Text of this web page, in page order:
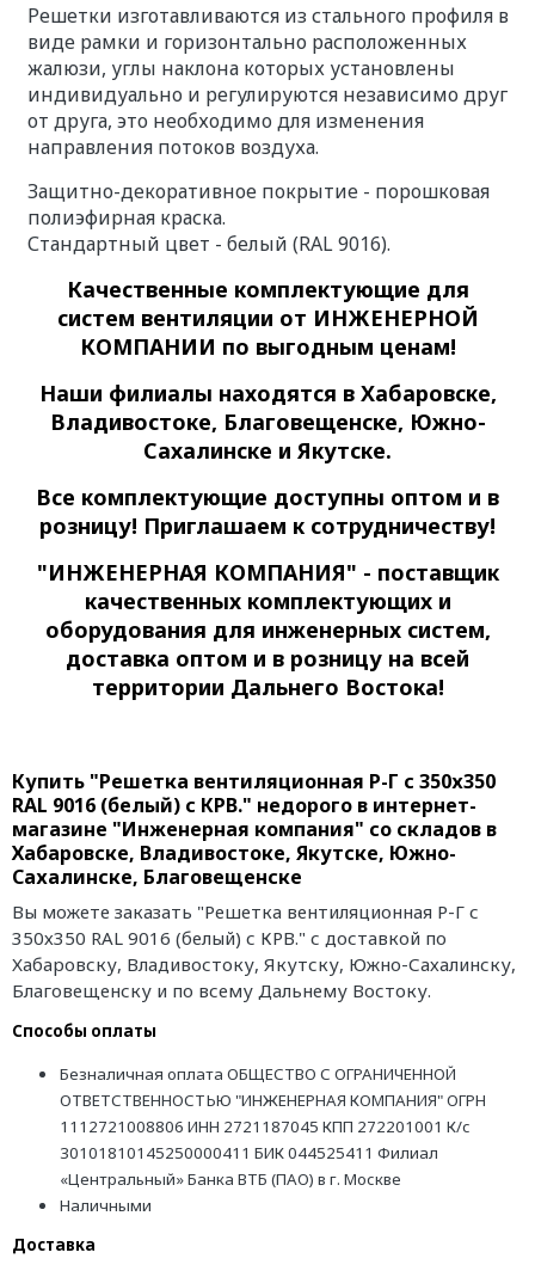
Решетки изготавливаются из стального профиля в
виде рамки и горизонтально расположенных
жалюзи, углы наклона которых установлены
индивидуально и регулируются независимо друг
от друга, это необходимо для изменения
направления потоков воздуха.
Защитно-декоративное покрытие - порошковая
полиэфирная краска.
Стандартный цвет - белый (RAL 9016).
Качественные комплектующие для
систем вентиляции от ИНЖЕНЕРНОЙ
КОМПАНИИ по выгодным ценам!
Наши филиалы находятся в Хабаровске,
Владивостоке, Благовещенске, Южно-
Сахалинске и Якутске.
Все комплектующие доступны оптом и в
розницу! Приглашаем к сотрудничеству!
"ИНЖЕНЕРНАЯ КОМПАНИЯ" - поставщик
качественных комплектующих и
оборудования для инженерных систем,
доставка оптом и в розницу на всей
территории Дальнего Востока!
Купить "Решетка вентиляционная Р-Г с 350х350
RAL 9016 (белый) с КРВ." недорого в интернет-
магазине "Инженерная компания" со складов в
Хабаровске, Владивостоке, Якутске, Южно-
Сахалинске, Благовещенске
Вы можете заказать "Решетка вентиляционная Р-Г с
350х350 RAL 9016 (белый) с КРВ." с доставкой по
Хабаровску, Владивостоку, Якутску, Южно-Сахалинску,
Благовещенску и по всему Дальнему Востоку.
Способы оплаты
Безналичная оплата ОБЩЕСТВО С ОГРАНИЧЕННОЙ
ОТВЕТСТВЕННОСТЬЮ "ИНЖЕНЕРНАЯ КОМПАНИЯ" ОГРН
1112721008806 ИНН 2721187045 КПП 272201001 К/с
30101810145250000411 БИК 044525411 Филиал
«Центральный» Банка ВТБ (ПАО) в г. Москве
Наличными
Доставка